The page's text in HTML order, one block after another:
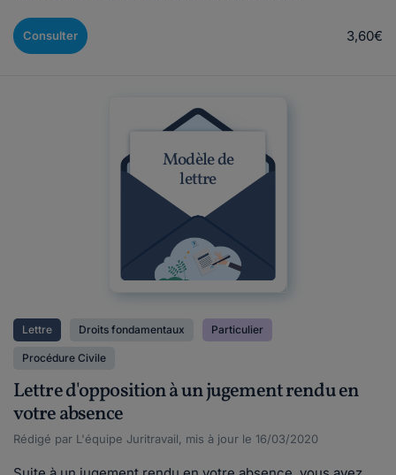
Consulter 3,60€
Modèle de
lettre
Lettre Droits fondamentaux Particulier
Procédure Civile
Lettre d'opposition à un jugement rendu en
votre absence
Rédigé par L'équipe Juritravail, mis à jour le 16/03/2020